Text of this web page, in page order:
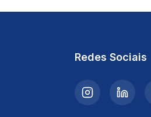
Redes Sociais